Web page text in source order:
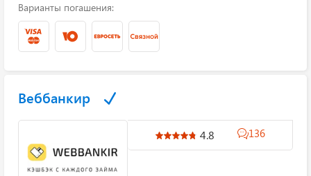
Варианты погашения:
Веббанкир
4.8 136